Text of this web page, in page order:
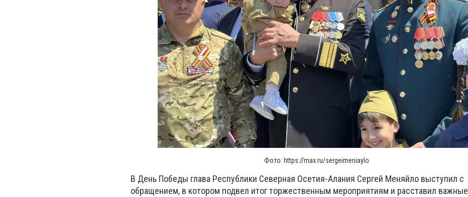
Фото: https://max.ru/sergeimeniaylo
В День Победы глава Республики Северная Осетия-Алания Сергей Меняйло выступил с
обращением, в котором подвел итог торжественным мероприятиям и расставил важные